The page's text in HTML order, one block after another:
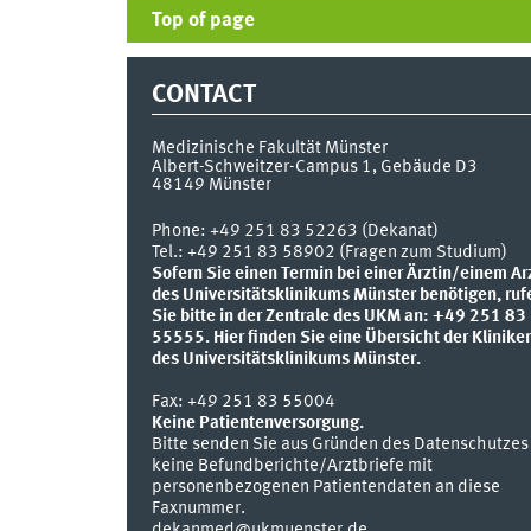
Top of page
CONTACT
Medizinische Fakultät Münster
Albert-Schweitzer-Campus 1, Gebäude D3
48149 Münster
Phone: +49 251 83 52263 (Dekanat)
Tel.: +49 251 83 58902 (Fragen zum Studium)
Sofern Sie einen Termin bei einer Ärztin/einem
des Universitätsklinikums Münster benötigen,
Sie bitte in der Zentrale des UKM an: +49 251 83
55555. Hier finden Sie eine Übersicht der
des Universitätsklinikums Münster.
Fax: +49 251 83 55004
Keine Patientenversorgung.
Bitte senden Sie aus Gründen des Datenschutzes
keine Befundberichte/Arztbriefe mit
personenbezogenen Patientendaten an diese
Faxnummer.